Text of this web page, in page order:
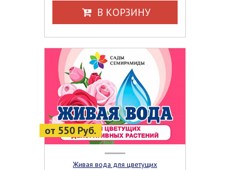
В КОРЗИНУ
от 550 Руб.
Живая вода для цветущих